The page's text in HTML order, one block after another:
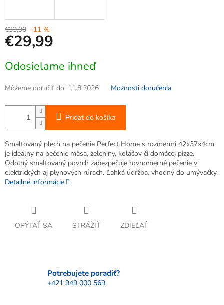
€33,90 –11 %
€29,99
cena:
Odosielame ihneď
Môžeme doručiť do: 11.8.2026 Možnosti doručenia
Pridať do košíka
Smaltovaný plech na pečenie Perfect Home s rozmermi 42x37x4cm
je ideálny na pečenie mäsa, zeleniny, koláčov či domácej pizze.
Odolný smaltovaný povrch zabezpečuje rovnomerné pečenie v
elektrických aj plynových rúrach. Ľahká údržba, vhodný do umývačky.
Detailné informácie
OPÝTAŤ SA STRÁŽIŤ ZDIEĽAŤ
Potrebujete poradiť?
+421 949 000 569